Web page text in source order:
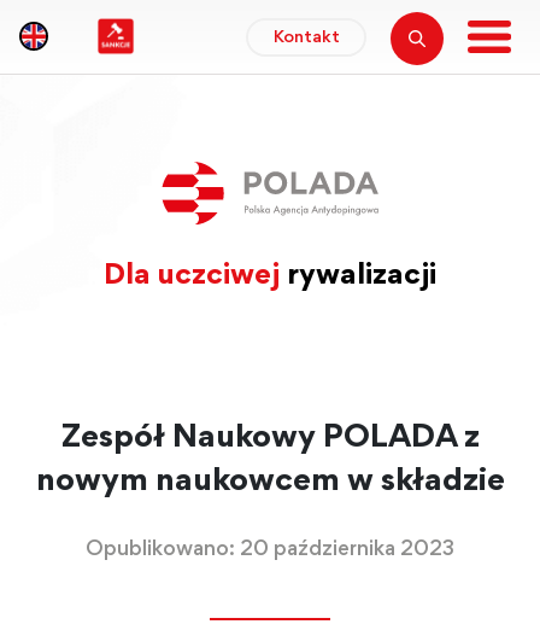
Kontakt
Dla uczciwej rywalizacji
Zespół Naukowy POLADA z
nowym naukowcem w składzie
Opublikowano: 20 października 2023